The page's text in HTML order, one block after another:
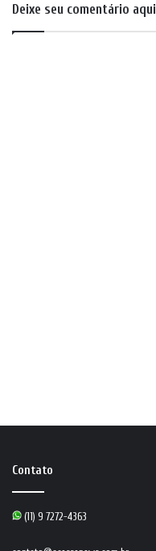
Deixe seu comentário aqui
Contato
(11) 9 7272-4363